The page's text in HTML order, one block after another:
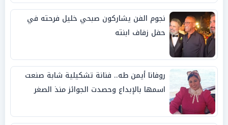
نجوم الفن يشاركون صبحي خليل فرحته في
حفل زفاف ابنته
روفانا أيمن طه.. فنانة تشكيلية شابة صنعت
اسمها بالإبداع وحصدت الجوائز منذ الصغر